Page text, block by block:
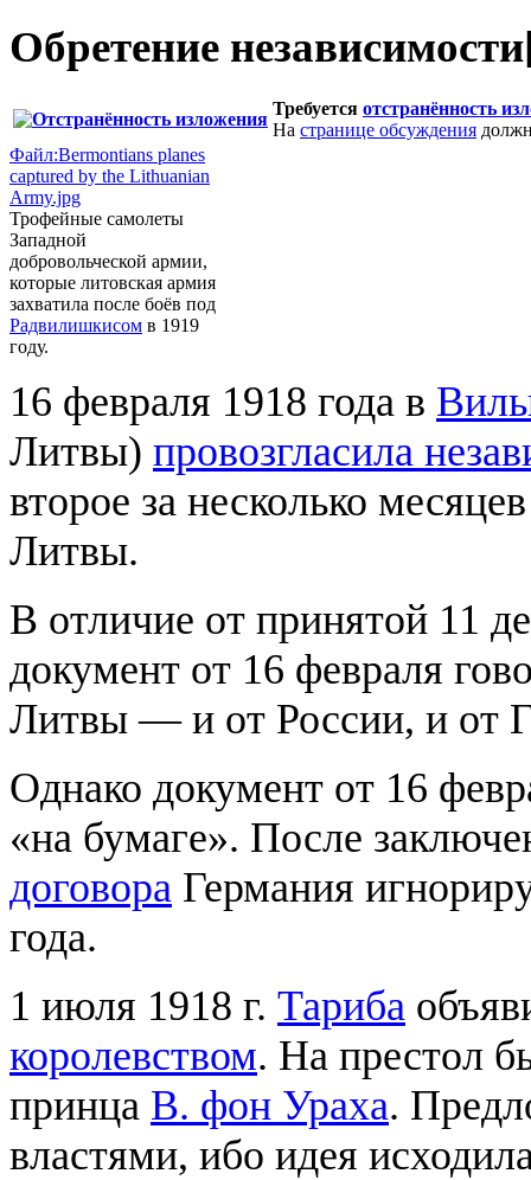
Обретение независимости
Требуется отстранённость
На странице обсуждения
Файл:Bermontians planes
captured by the Lithuanian
Army.jpg
Трофейные самолеты
Западной
добровольческой армии,
которые литовская армия
захватила после боёв под
Радвилишкисом в 1919
году.
16 февраля 1918 года в
Литвы) провозгласила
второе за несколько
Литвы.
В отличие от принятой 11
документ от 16 февраля
Литвы — и от России, и от
Однако документ от 16
«на бумаге». После
договора Германия
года.
1 июля 1918 г. Тариба
королевством. На престол
принца В. фон Ураха.
властями, ибо идея